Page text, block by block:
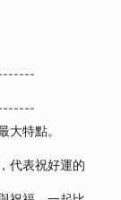
特點。
代表祝好運的